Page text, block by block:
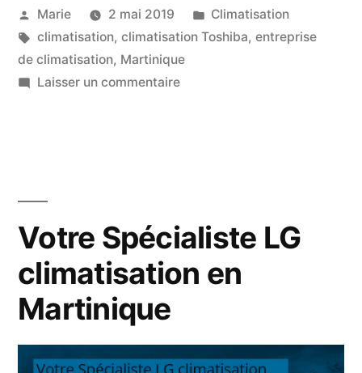
Publié
par
Marie 2 mai 2019
Publié
dans
Climatisation
Étiquettes :
climatisation, climatisation Toshiba, entreprise
de climatisation, Martinique
Laisser un commentairesur
Votre Spécialiste LG
climatisation en
Martinique